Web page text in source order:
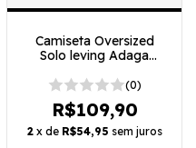
Camiseta Oversized
Solo leving Adaga
(0)
R$109,90
2 x de R$54,95 sem juros